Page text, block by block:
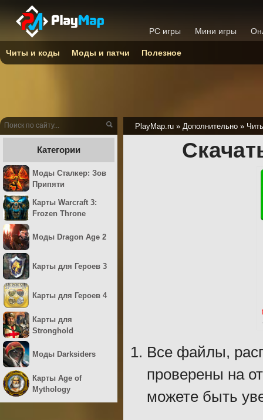
PlayMap.ru » Дополнительно »
Все файлы,
проверены на
можете быть
Категории
Моды Сталкер: Зов
Припяти
Карты Warcraft 3:
Frozen Throne
Моды Dragon Age 2
Карты для Героев 3
Карты для Героев 4
Карты для
Stronghold
Моды Darksiders
Карты Age of
Mythology
PC игры Мини игры
Читы и коды Моды и патчи Полезное